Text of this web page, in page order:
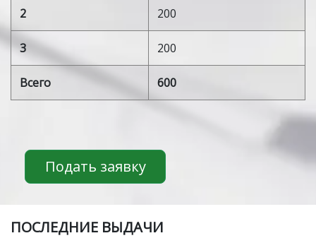
2 200
3 200
Всего 600
Подать заявку
ПOСЛЕДНИЕ ВЫДАЧИ